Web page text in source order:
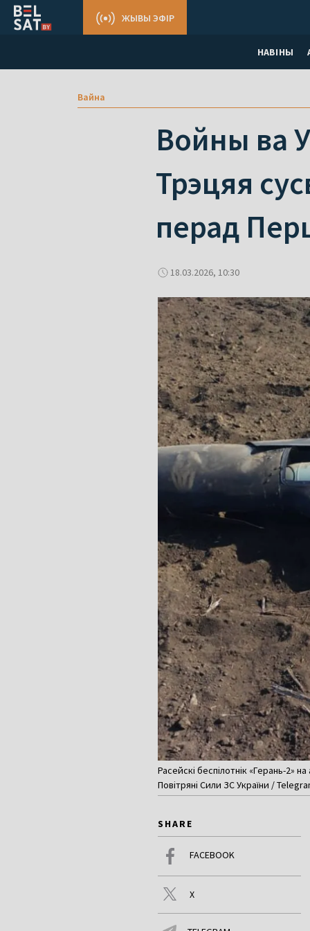
НАВІНЫ
ЖЫВЫ ЭФІР
Вайна
Войны ва
Трэцяя
перад
18.03.2026, 10:30
Расейскі беспілотнік «Герань-2»
Повітряні Сили ЗС України /
SHARE
FACEBOOK
X